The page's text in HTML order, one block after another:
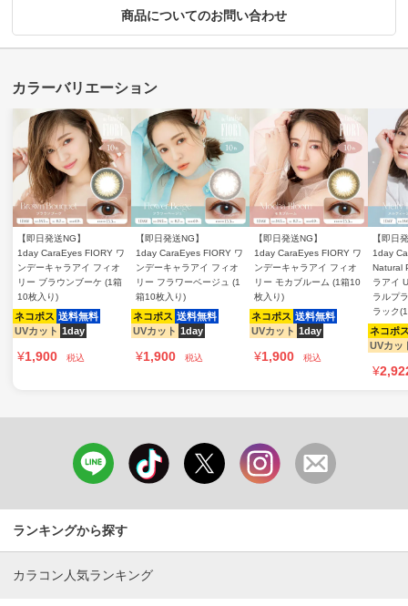
商品についてのお問い合わせ
【即日発送NG】
1day CaraEyes FIORY ワ
ンデーキャラアイ フィオ
リー ブラウンブーケ (1箱
10枚入り)
ネコポス 送料無料
UVカット 1day
¥1,900 税込
【即日発送NG】
1day CaraEyes FIORY ワ
ンデーキャラアイ フィオ
リー フラワーベージュ (1
箱10枚入り)
ネコポス 送料無料
UVカット 1day
¥1,900 税込
【即日発送NG】
1day CaraEyes FIORY ワ
ンデーキャラアイ フィオ
リー モカブルーム (1箱10
枚入り)
ネコポス 送料無料
UVカット 1day
¥1,900 税込
【即日
1day
Natural
ラアイ
ラルプ
ラック
ネコポ
UVカッ
¥
ランキングから探す
カラコン人気ランキング